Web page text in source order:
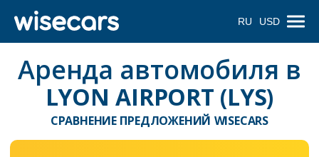
RU USD
Аренда автомобиля в
LYON AIRPORT (LYS)
СРАВНЕНИЕ ПРЕДЛОЖЕНИЙ WISECARS